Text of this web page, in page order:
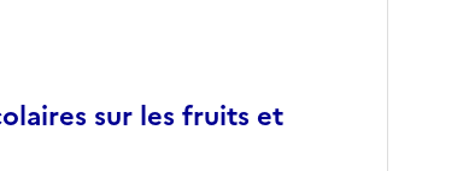
sur les fruits et